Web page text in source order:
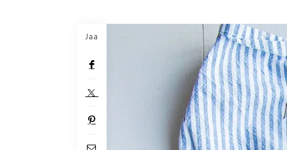
Jaa